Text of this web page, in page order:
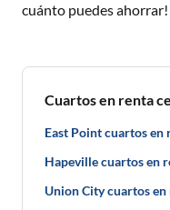
cuánto puedes ahorrar!
Cuartos en renta
East Point cuartos en
Hapeville cuartos en
Union City cuartos en